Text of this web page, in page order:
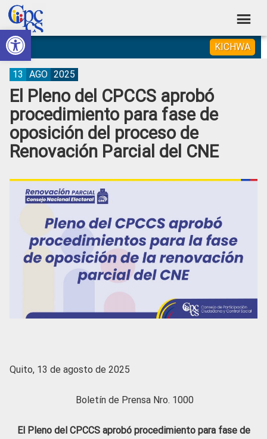
Abrir barra de herramientas
Skip
to
primary
navigation
Skip
to
main
content
Skip
to
primary
sidebar
Skip
to
footer
Consejo
de
Participación
Ciudadana
Control
Social
Construyendo
Poder
Ciudadano
KICHWA
El Pleno del CPCCS aprobó
procedimiento para fase de
oposición del proceso de
Renovación Parcial del CNE
13 AGO 2025
Quito, 13 de agosto de 2025
Boletín de Prensa Nro. 1000
El Pleno del CPCCS aprobó procedimiento para fase de